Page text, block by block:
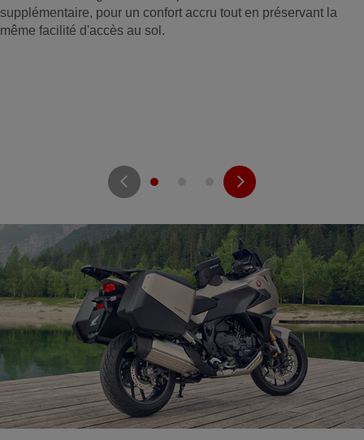
supplémentaire, pour un confort accru tout en préservant la
même facilité d'accès au sol.